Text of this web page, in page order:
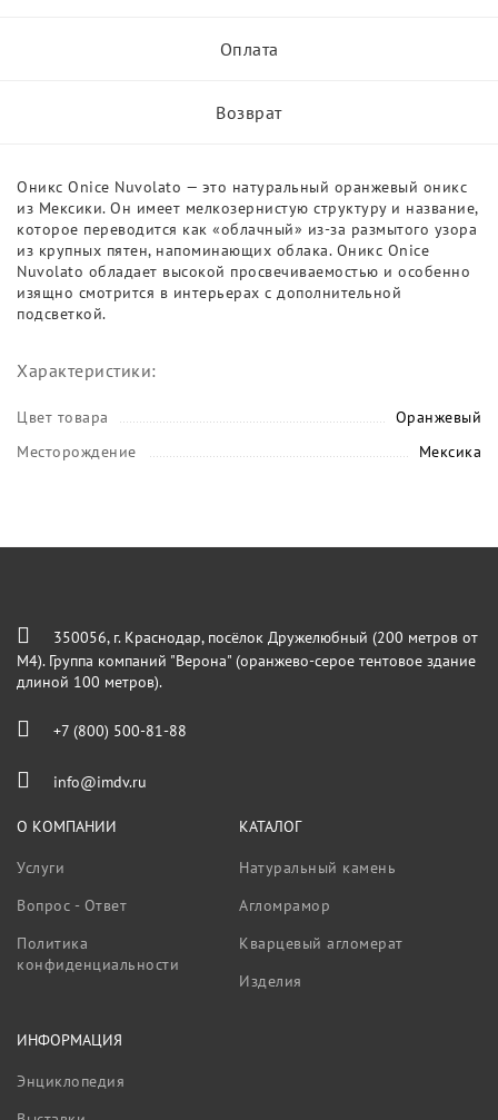
Оплата
Возврат
Оникс Onice Nuvolato — это натуральный оранжевый оникс
из Мексики. Он имеет мелкозернистую структуру и название,
которое переводится как «облачный» из-за размытого узора
из крупных пятен, напоминающих облака. Оникс Onice
Nuvolato обладает высокой просвечиваемостью и особенно
изящно смотрится в интерьерах с дополнительной
подсветкой.
Характеристики:
Цвет товара
Оранжевый
Месторождение
Мексика
350056, г. Краснодар, посёлок Дружелюбный (200 метров от
М4). Группа компаний "Верона" (оранжево-серое тентовое здание
длиной 100 метров).
+7 (800) 500-81-88
info@imdv.ru
О КОМПАНИИ
Услуги
Вопрос - Ответ
Политика
конфиденциальности
КАТАЛОГ
Натуральный камень
Агломрамор
Кварцевый агломерат
Изделия
ИНФОРМАЦИЯ
Энциклопедия